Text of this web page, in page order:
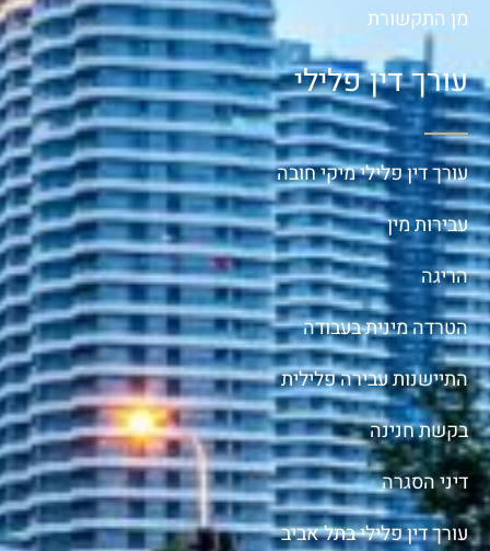
מן התקשורת
עורך דין פלילי
עורך דין פלילי מיקי חובה
עבירות מין
הריגה
הטרדה מינית בעבודה
התיישנות עבירה פלילית
בקשת חנינה
דיני הסגרה
עורך דין פלילי בתל אביב